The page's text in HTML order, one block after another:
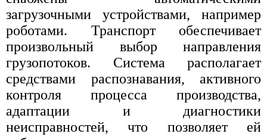
загрузочными устройствами, например
роботами. Транспорт обеспечивает
произвольный выбор направления
грузопотоков. Система располагает
средствами распознавания, активного
контроля процесса производства,
адаптации и диагностики
неисправностей, что позволяет ей